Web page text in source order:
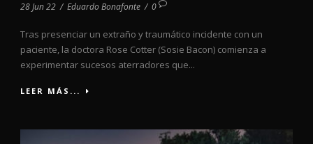
28 Jun 22 / Eduardo Bonafonte / 0
Tras presenciar un extraño y traumático incidente con un
paciente, la doctora Rose Cotter (Sosie Bacon) comienza a
experimentar sucesos aterradores que...
LEER MÁS...